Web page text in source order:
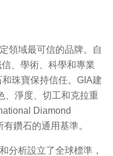
領域最可信的品牌。自
、學術、科學和專業
珠寶保持信任。GIA建
、淨度、切工和克拉重
Diamond
鑽石的通用基準。
分析設立了全球標準，